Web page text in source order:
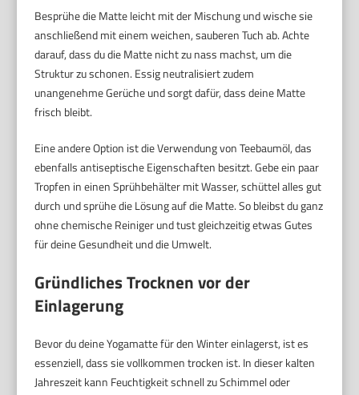
Besprühe die Matte leicht mit der Mischung und wische sie
anschließend mit einem weichen, sauberen Tuch ab. Achte
darauf, dass du die Matte nicht zu nass machst, um die
Struktur zu schonen. Essig neutralisiert zudem
unangenehme Gerüche und sorgt dafür, dass deine Matte
frisch bleibt.
Eine andere Option ist die Verwendung von Teebaumöl, das
ebenfalls antiseptische Eigenschaften besitzt. Gebe ein paar
Tropfen in einen Sprühbehälter mit Wasser, schüttel alles gut
durch und sprühe die Lösung auf die Matte. So bleibst du ganz
ohne chemische Reiniger und tust gleichzeitig etwas Gutes
für deine Gesundheit und die Umwelt.
Gründliches Trocknen vor der
Einlagerung
Bevor du deine Yogamatte für den Winter einlagerst, ist es
essenziell, dass sie vollkommen trocken ist. In dieser kalten
Jahreszeit kann Feuchtigkeit schnell zu Schimmel oder